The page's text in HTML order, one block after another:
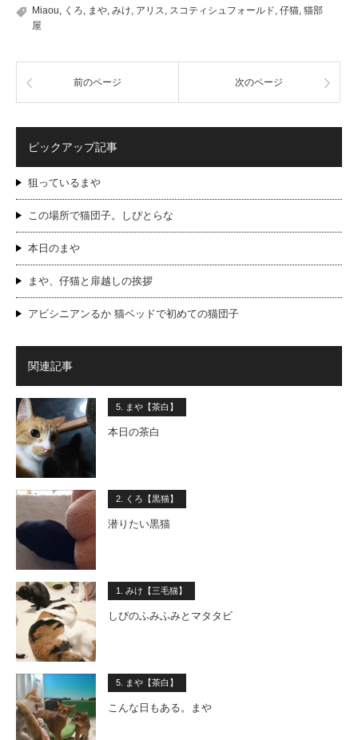
Miaou くろ まや みけ アリス スコティシュフォールド 仔猫 猫部
屋
前のページ 次のページ
ピックアップ記事
狙っているまや
この場所で猫団子。しぴとらな
本日のまや
まや、仔猫と扉越しの挨拶
アビシニアンるか 猫ベッドで初めての猫団子
関連記事
5. まや【茶白】
本日の茶白
2. くろ【黒猫】
潜りたい黒猫
1. みけ【三毛猫】
しぴのふみふみとマタタビ
5. まや【茶白】
こんな日もある。まや